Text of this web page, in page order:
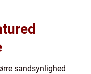
sandsynlighed